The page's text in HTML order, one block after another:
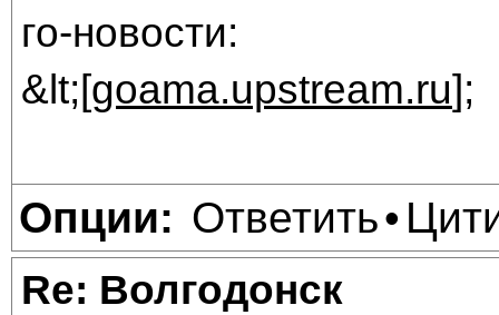
го-новости:
&lt;[goama.upstream.ru];
Опции: Ответить•
Re: Волгодонск